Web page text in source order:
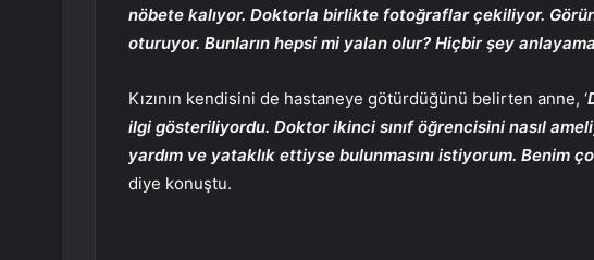
nöbete kalıyor. Doktorla birlikte fotoğraflar çekiliyor.
oturuyor. Bunların hepsi mi yalan olur? Hiçbir şey
Kızının kendisini de hastaneye götürdüğünü belirten anne, ‘
ilgi gösteriliyordu. Doktor ikinci sınıf öğrencisini nasıl
yardım ve yataklık ettiyse bulunmasını istiyorum. Benim
diye konuştu.